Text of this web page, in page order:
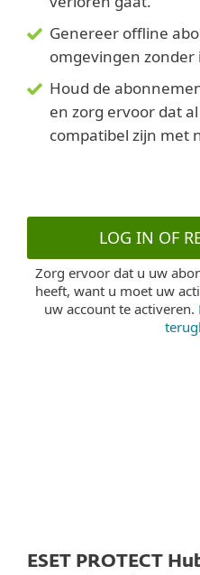
Genereer offline
omgevingen
Houd de
en zorg ervoor dat
compatibel zijn met
LOG IN OF
Zorg ervoor dat u uw
heeft, want u moet uw
uw account te activeren.
ESET PROTECT